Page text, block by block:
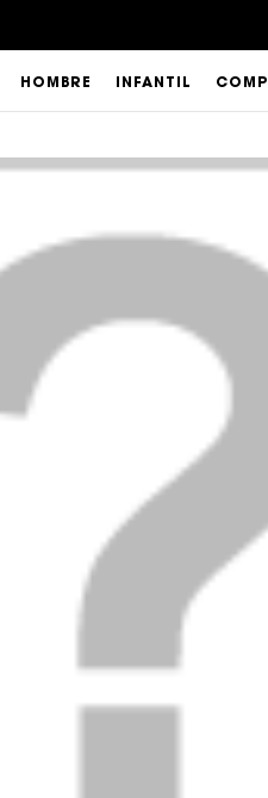
HOMBRE INFANTIL